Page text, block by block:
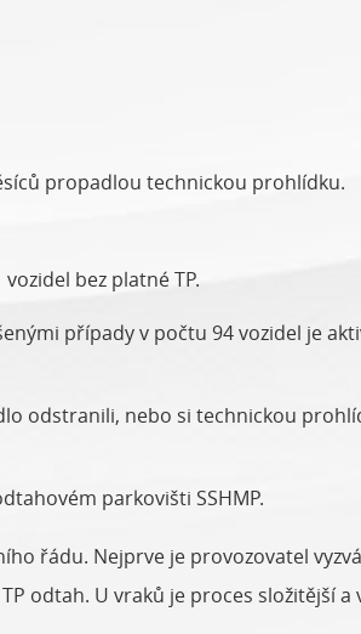
propadlou technickou prohlídku.
bez platné TP.
případy v počtu 94 vozidel je
odstranili, nebo si technickou
parkovišti SSHMP.
řádu. Nejprve je provozovatel
odtah. U vraků je proces složitější a